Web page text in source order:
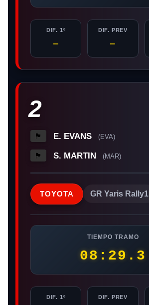
DIF. 1º
—
DIF. PREV
—
2
🏴󠁧󠁢󠁷󠁬󠁳󠁿 E. EVANS (EVA)
🏴󠁧󠁢󠁥󠁮󠁧󠁿 S. MARTIN (MAR)
TOYOTA GR Yaris Rally1
TIEMPO TRAMO
08:29.3
DIF. 1º DIF. PREV